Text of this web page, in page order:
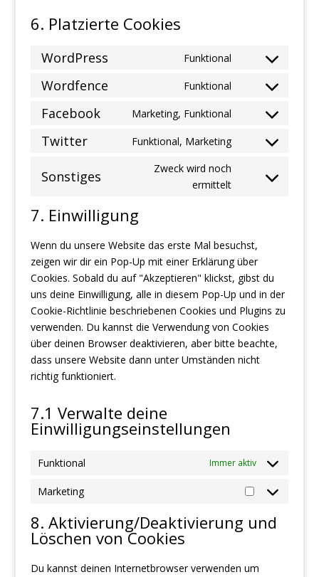
6. Platzierte Cookies
WordPress Funktional
Consent
wordpress
Wordfence Funktional
Consent
wordfence
Facebook Marketing, Funktional
Consent
Twitter Funktional, Marketing
Consent
service
Sonstiges
Zweck wird noch
ermittelt
Consent
7. Einwilligung
Wenn du unsere Website das erste Mal besuchst,
zeigen wir dir ein Pop-Up mit einer Erklärung über
Cookies. Sobald du auf "Akzeptieren" klickst, gibst du
uns deine Einwilligung, alle in diesem Pop-Up und in der
Cookie-Richtlinie beschriebenen Cookies und Plugins zu
verwenden. Du kannst die Verwendung von Cookies
über deinen Browser deaktivieren, aber bitte beachte,
dass unsere Website dann unter Umständen nicht
richtig funktioniert.
7.1 Verwalte deine
Einwilligungseinstellungen
Funktional Immer aktiv
Marketing
Marketing
8. Aktivierung/Deaktivierung und
Löschen von Cookies
Du kannst deinen Internetbrowser verwenden um